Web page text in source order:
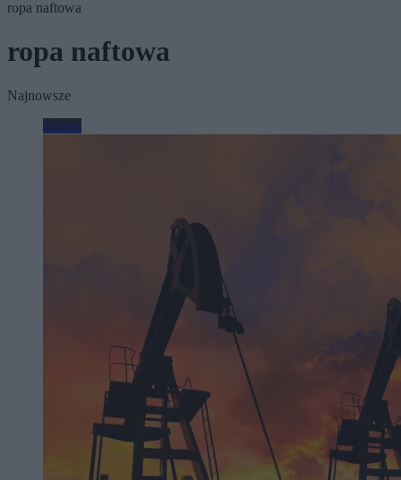
ropa naftowa
ropa naftowa
Najnowsze
Biznes